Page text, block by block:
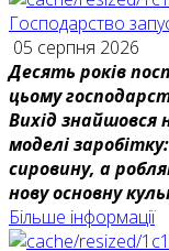
Господарство
05 серпня 2026
Десять років
цьому
Вихід знайшовся
моделі
сировину, а
нову основну
Більше інформації